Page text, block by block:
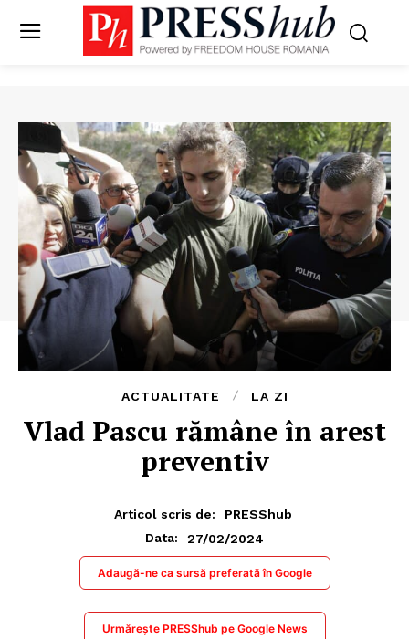
ACTUALITATE LA ZI
Vlad Pascu rămâne în arest
preventiv
Articol scris de:
PRESShub
Data:
27/02/2024
Adaugă-ne ca sursă preferată în Google
Urmărește PRESShub pe Google News